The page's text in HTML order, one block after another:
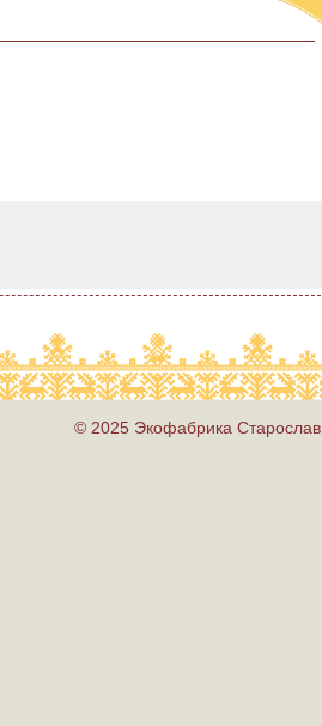
© 2025 Экофабрика Старослав